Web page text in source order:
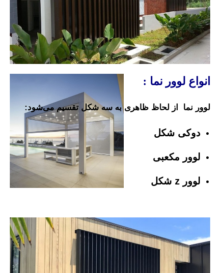
انواع لوور نما :
لوور نما از لحاظ ظاهری به سه شکل تقسیم می‌شود:
دوکی شکل
لوور مکعبی
لوور z شکل